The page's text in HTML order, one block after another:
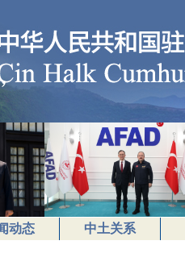
动态 中土关系